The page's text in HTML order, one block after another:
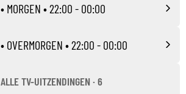
• MORGEN • 22:00 - 00:00
• OVERMORGEN • 22:00 - 00:00
ALLE TV-UITZENDINGEN · 6